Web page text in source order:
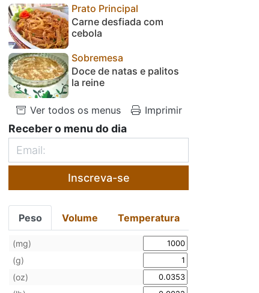
Prato Principal
Carne desfiada com
cebola
Sobremesa
Doce de natas e palitos
la reine
Ver todos os menus Imprimir
Receber o menu do dia
Inscreva-se
Peso Volume Temperatura
(mg)
(g)
(oz)